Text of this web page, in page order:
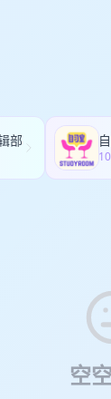
、找不到零件
、猫犟
斯基、是小火华
长期久坐伏案
一份真正能天天
侧揉捏脖颈穴位
整个肩背都松快
不耽误。送妈妈
作拿到了节目专
台活动和国补，
盒，送妈妈也是
即可获取优惠：
page/
部
空